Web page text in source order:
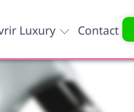
Luxury Contact